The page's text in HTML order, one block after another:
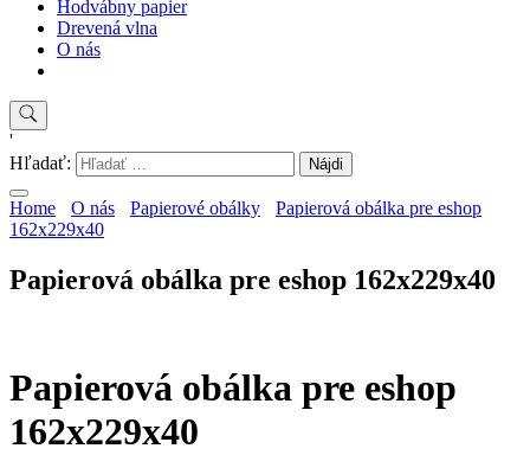
Hodvábny papier
Drevená vlna
O nás
'
Hľadať:
Home O nás Papierové obálky
Papierová obálka pre eshop
162x229x40
Papierová obálka pre eshop 162x229x40
Papierová obálka pre eshop
162x229x40